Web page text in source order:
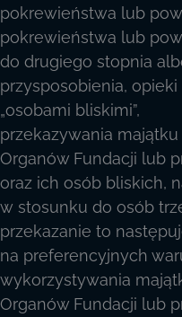
pokrewieństwa lub
pokrewieństwa lub
do drugiego stopnia
przysposobienia,
„osobami bliskimi”,
przekazywania
Organów Fundacji lub
oraz ich osób bliskich,
w stosunku do osób
przekazanie to
na preferencyjnych
wykorzystywania
Organów Fundacji lub